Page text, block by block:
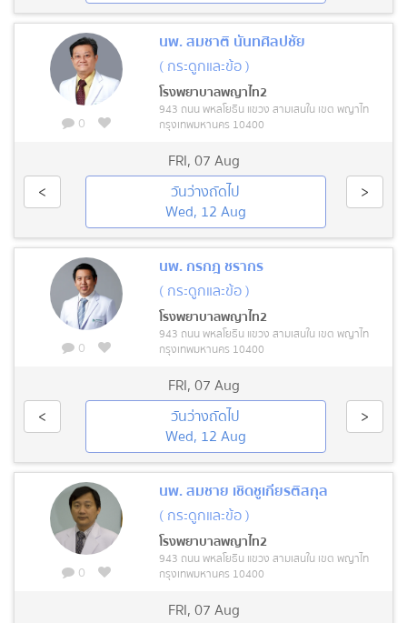
0
นพ. สมชาติ นันทศิลปชัย
( กระดูกและข้อ )
โรงพยาบาลพญาไท2
943 ถนน พหลโยธิน แขวง สามเสนใน เขต พญาไท
กรุงเทพมหานคร 10400
FRI,07 Aug
<
วันว่างถัดไป
Wed, 12 Aug
>
0
นพ. กรกฎ ชรากร
( กระดูกและข้อ )
โรงพยาบาลพญาไท2
943 ถนน พหลโยธิน แขวง สามเสนใน เขต พญาไท
กรุงเทพมหานคร 10400
FRI,07 Aug
<
วันว่างถัดไป
Wed, 12 Aug
>
0
นพ. สมชาย เชิดชูเกียรติสกุล
( กระดูกและข้อ )
โรงพยาบาลพญาไท2
943 ถนน พหลโยธิน แขวง สามเสนใน เขต พญาไท
กรุงเทพมหานคร 10400
FRI,07 Aug